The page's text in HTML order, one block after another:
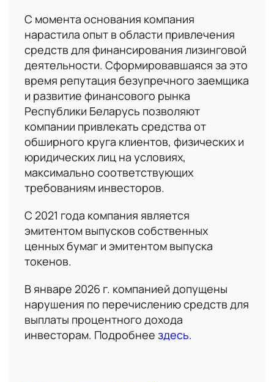
С момента основания компания
нарастила опыт в области привлечения
средств для финансирования лизинговой
деятельности. Сформировавшаяся за это
время репутация безупречного заемщика
и развитие финансового рынка
Республики Беларусь позволяют
компании привлекать средства от
обширного круга клиентов, физических и
юридических лиц на условиях,
максимально соответствующих
требованиям инвесторов.
С 2021 года компания является
эмитентом выпусков собственных
ценных бумаг и эмитентом выпуска
токенов.
В январе 2026 г. компанией допущены
нарушения по перечислению средств для
выплаты процентного дохода
инвесторам. Подробнеездесь.